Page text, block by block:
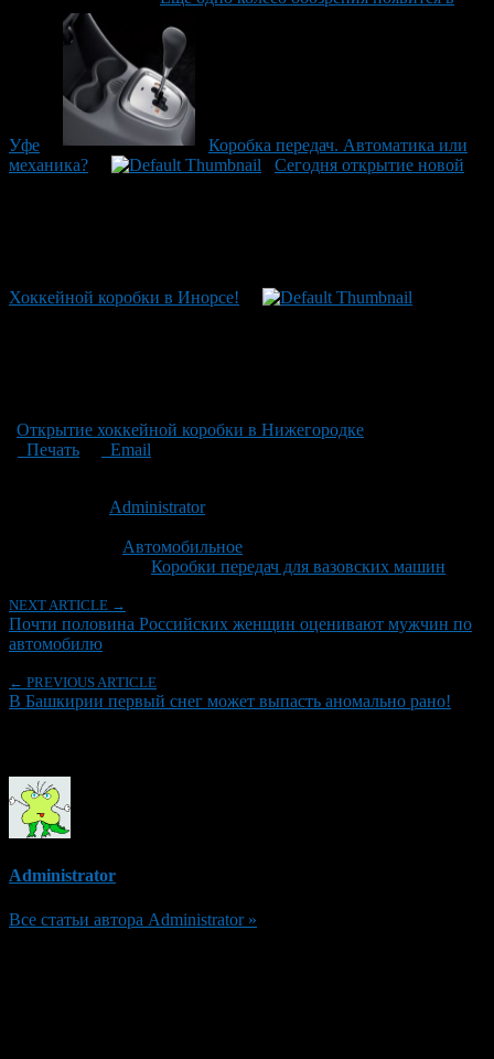
Уфе
Коробка передач. Автоматика или
механика?
Сегодня открытие новой
Хоккейной коробки в Инорсе!
Открытие хоккейной коробки в Нижегородке
Печать
Email
Administrator
Автомобильное
Коробки передач для вазовских машин
NEXT ARTICLE →
Почти половина Российских женщин оценивают мужчин по
автомобилю
← PREVIOUS ARTICLE
В Башкирии первый снег может выпасть аномально рано!
Administrator
Все статьи автора Administrator »